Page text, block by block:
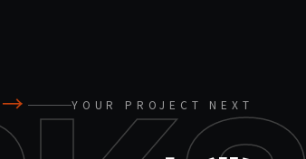
→ YOUR PROJECT NEXT